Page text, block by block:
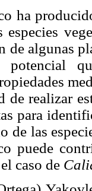
ha
especies
de algunas
de realizar
para
de las
puede
caso de